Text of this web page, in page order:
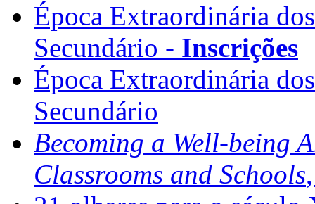
Época Extraordinária
Secundário - Inscrições
Época Extraordinária
Secundário
Becoming a Well-being
Classrooms and Schools